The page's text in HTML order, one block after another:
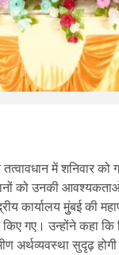
में शनिवार को
को उनकी
कार्यालय मुुंबई की
गए। उन्होंने कहा
अर्थव्यवस्था सुदृढ़